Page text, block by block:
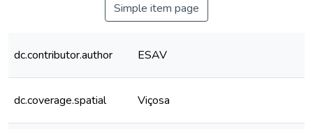
Simple item page
dc.contributor.author ESAV
dc.coverage.spatial Viçosa